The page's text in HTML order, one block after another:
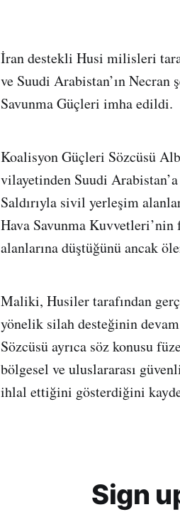
İran destekli Husi milisleri
ve Suudi Arabistan’ın
Savunma Güçleri imha edildi.
Koalisyon Güçleri Sözcüsü
vilayetinden Suudi
Saldırıyla sivil yerleşim
Hava Savunma
alanlarına düştüğünü ancak
Maliki, Husiler tarafından
yönelik silah desteğinin
Sözcüsü ayrıca söz konusu
bölgesel ve uluslararası
ihlal ettiğini gösterdiğini
Sign